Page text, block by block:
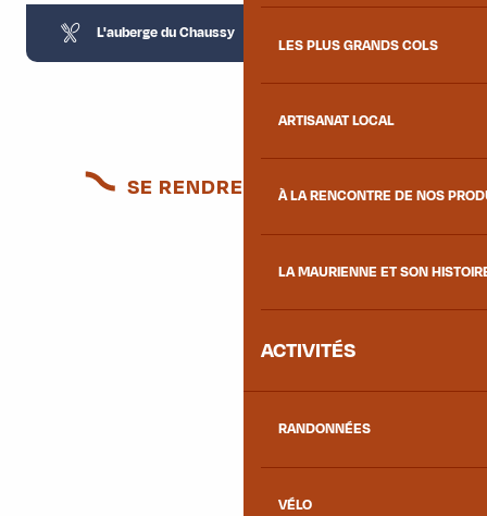
LES PLUS GRANDS COLS
ARTISANAT LOCAL
À LA RENCONTRE DE NOS
LA MAURIENNE ET SON
ACTIVITÉS
RANDONNÉES
VÉLO
L'auberge du Chaussy
SE RENDRE SUR PLACE